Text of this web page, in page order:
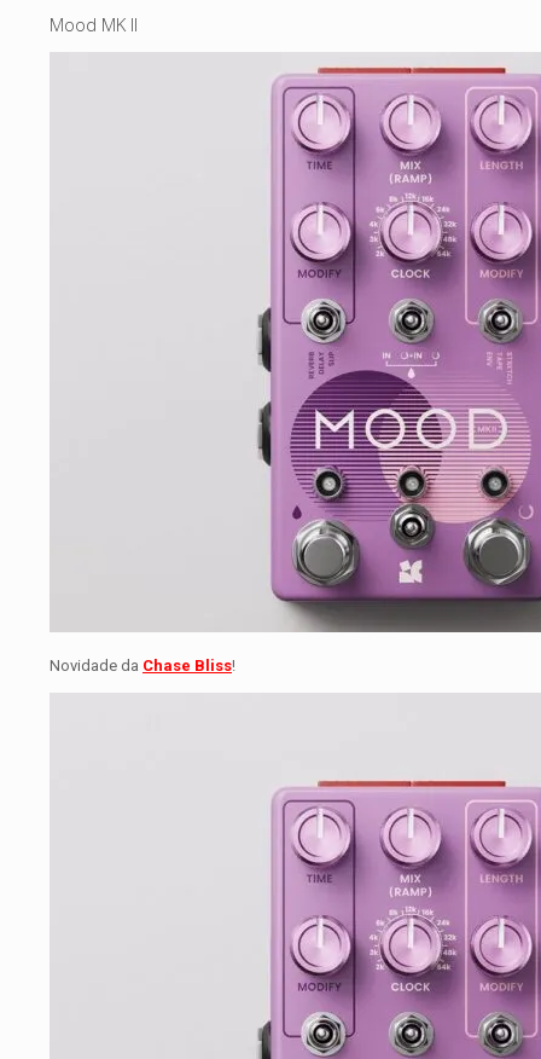
Mood MK II
Novidade da Chase Bliss!